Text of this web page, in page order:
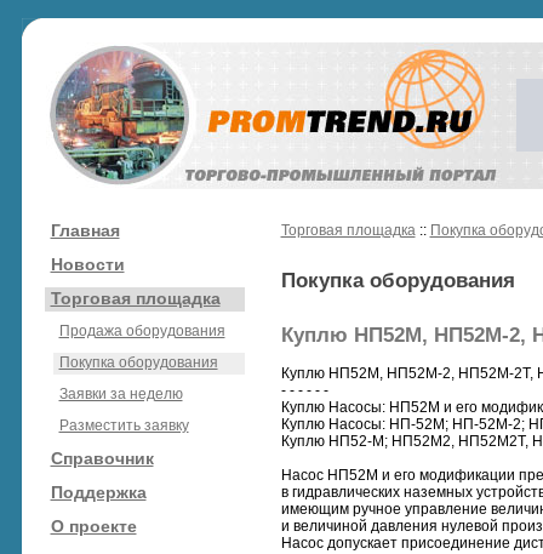
Главная
Новости
Торговая площадка
Продажа оборудования
Покупка оборудования
Заявки за неделю
Разместить заявку
Справочник
Поддержка
О проекте
Торговая площадка:: Покупка
Покупка оборудования
Куплю НП52М, НП52М-2,
Куплю НП52М, НП52М-2, НП52М-2Т,
- - - - - -
Куплю Насосы: НП52М и его
Куплю Насосы: НП-52М; НП-52М-2;
Куплю НП52-М; НП52М2, НП52М2Т,
Насос НП52М и его модификации
в гидравлических наземных
имеющим ручное управление
и величиной давления нулевой
Насос допускает присоединение